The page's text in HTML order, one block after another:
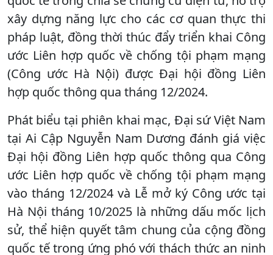
xây dựng năng lực cho các cơ quan thực thi
pháp luật, đồng thời thúc đẩy triển khai Công
ước Liên hợp quốc về chống tội phạm mạng
(Công ước Hà Nội) được Đại hội đồng Liên
hợp quốc thông qua tháng 12/2024.
Phát biểu tại phiên khai mạc, Đại sứ Việt Nam
tại Ai Cập Nguyễn Nam Dương đánh giá việc
Đại hội đồng Liên hợp quốc thông qua Công
ước Liên hợp quốc về chống tội phạm mạng
vào tháng 12/2024 và Lễ mở ký Công ước tại
Hà Nội tháng 10/2025 là những dấu mốc lịch
sử, thể hiện quyết tâm chung của cộng đồng
quốc tế trong ứng phó với thách thức an ninh